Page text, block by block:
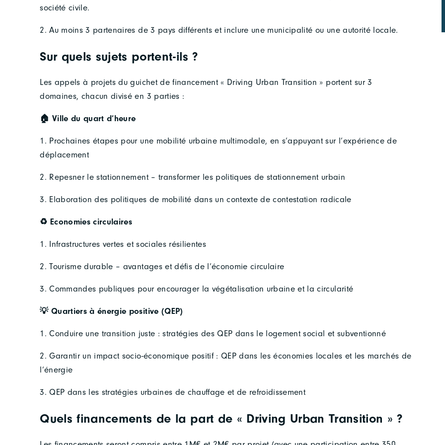
société civile.
2. Au moins 3 partenaires de 3 pays différents et inclure une municipalité ou une autorité locale.
Sur quels sujets portent-ils ?
Les appels à projets du guichet de financement « Driving Urban Transition » portent sur 3
domaines, chacun divisé en 3 parties :
🏠 Ville du quart d’heure
1. Prochaines étapes pour une mobilité urbaine multimodale, en s’appuyant sur l’expérience de
déplacement
2. Repesner le stationnement – transformer les politiques de stationnement urbain
3. Elaboration des politiques de mobilité dans un contexte de contestation radicale
♻️ Economies circulaires
1. Infrastructures vertes et sociales résilientes
2. Tourisme durable – avantages et défis de l’économie circulaire
3. Commandes publiques pour encourager la végétalisation urbaine et la circularité
💡 Quartiers à énergie positive (QEP)
1. Conduire une transition juste : stratégies des QEP dans le logement social et subventionné
2. Garantir un impact socio-économique positif : QEP dans les économies locales et les marchés de
l’énergie
3. QEP dans les stratégies urbaines de chauffage et de refroidissement
Quels financements de la part de « Driving Urban Transition » ?